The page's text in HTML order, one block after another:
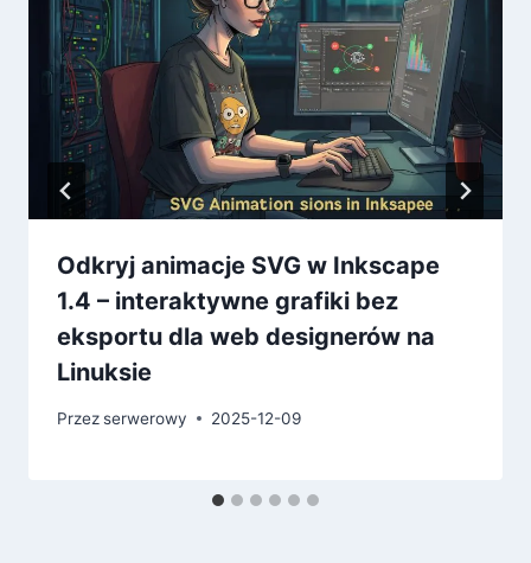
Odkryj animacje SVG w Inkscape
1.4 – interaktywne grafiki bez
eksportu dla web designerów na
Linuksie
Przezserwerowy 2025-12-09